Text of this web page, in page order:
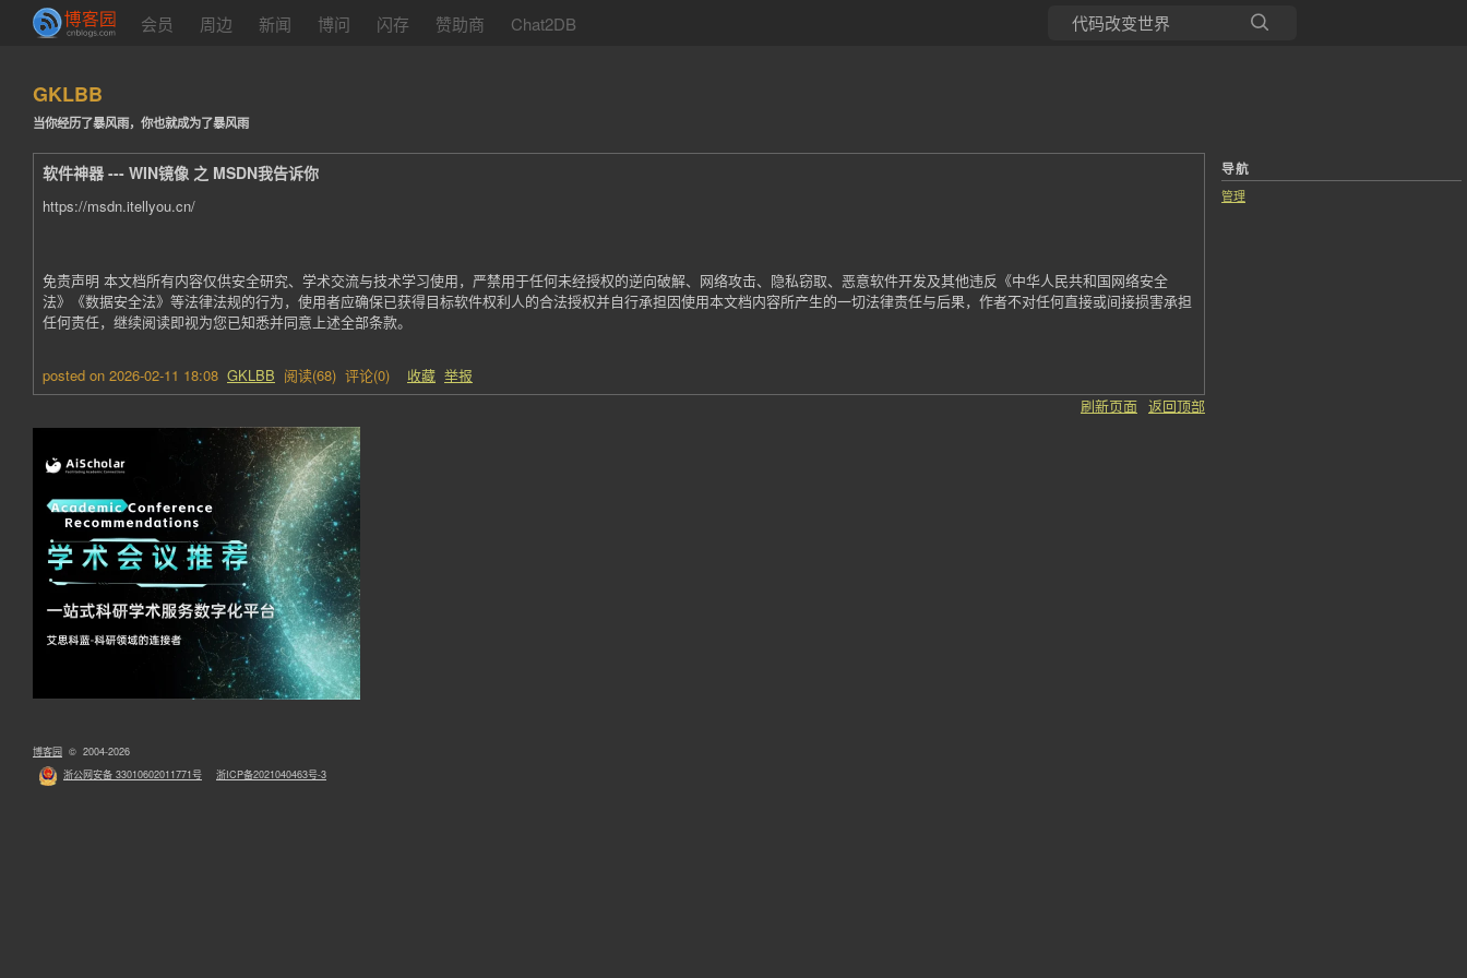
会员 周边 新闻 博问 闪存 赞助商 Chat2DB
GKLBB
当你经历了暴风雨，你也就成为了暴风雨
导航
管理
软件神器 --- WIN镜像 之 MSDN我告诉你
https://msdn.itellyou.cn/
免责声明 本文档所有内容仅供安全研究、学术交流与技术学习使用，严禁用于任何未经授权的逆向破解、网络攻击、隐私窃取、恶意软件开发及其他违反《中华人民共和国网络安全
法》《数据安全法》等法律法规的行为，使用者应确保已获得目标软件权利人的合法授权并自行承担因使用本文档内容所产生的一切法律责任与后果，作者不对任何直接或间接损害承担
任何责任，继续阅读即视为您已知悉并同意上述全部条款。
posted on 2026-02-11 18:08 GKLBB 阅读(68) 评论(0) 收藏 举报
刷新页面 返回顶部
博客园 © 2004-2026
浙公网安备 33010602011771号
浙ICP备2021040463号-3